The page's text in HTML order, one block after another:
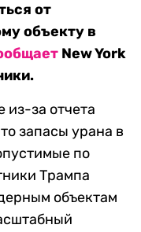
от
объекту в
New York
из-за отчета
запасы урана в
по
Трампа
объектам